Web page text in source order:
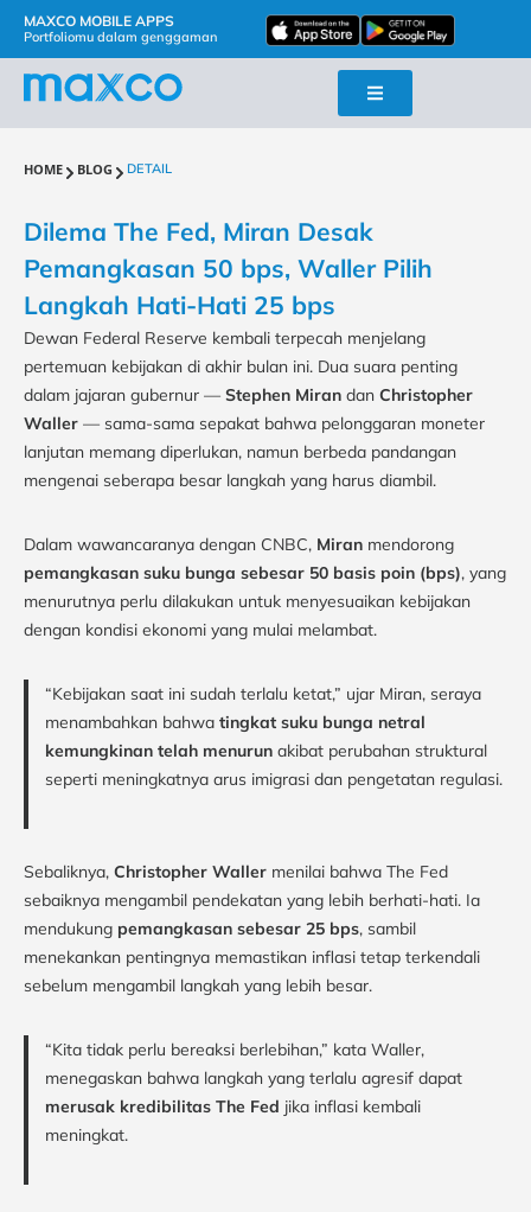
MAXCO MOBILE APPS
Portfoliomu dalam genggaman
HOME BLOG DETAIL
Dilema The Fed, Miran Desak
Pemangkasan 50 bps, Waller Pilih
Langkah Hati-Hati 25 bps
Dewan Federal Reserve kembali terpecah menjelang
pertemuan kebijakan di akhir bulan ini. Dua suara penting
dalam jajaran gubernur — Stephen Miran dan Christopher
Waller — sama-sama sepakat bahwa pelonggaran moneter
lanjutan memang diperlukan, namun berbeda pandangan
mengenai seberapa besar langkah yang harus diambil.
Dalam wawancaranya dengan CNBC, Miran mendorong
pemangkasan suku bunga sebesar 50 basis poin (bps), yang
menurutnya perlu dilakukan untuk menyesuaikan kebijakan
dengan kondisi ekonomi yang mulai melambat.
“Kebijakan saat ini sudah terlalu ketat,” ujar Miran, seraya
menambahkan bahwa tingkat suku bunga netral
kemungkinan telah menurunakibat perubahan struktural
seperti meningkatnya arus imigrasi dan pengetatan regulasi.
Sebaliknya, Christopher Waller menilai bahwa The Fed
sebaiknya mengambil pendekatan yang lebih berhati-hati. Ia
mendukung pemangkasan sebesar 25 bps, sambil
menekankan pentingnya memastikan inflasi tetap terkendali
sebelum mengambil langkah yang lebih besar.
“Kita tidak perlu bereaksi berlebihan,” kata Waller,
menegaskan bahwa langkah yang terlalu agresif dapat
merusak kredibilitas The Fed jika inflasi kembali
meningkat.